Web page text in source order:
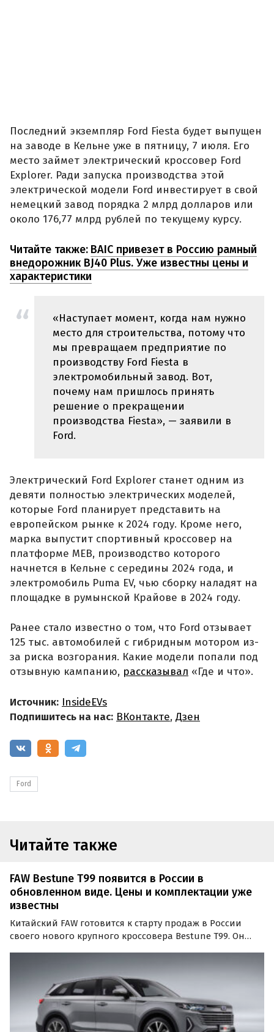
Последний экземпляр Ford Fiesta будет выпущен
на заводе в Кельне уже в пятницу, 7 июля. Его
место займет электрический кроссовер Ford
Explorer. Ради запуска производства этой
электрической модели Ford инвестирует в свой
немецкий завод порядка 2 млрд долларов или
около 176,77 млрд рублей по текущему курсу.
Читайте также: BAIC привезет в Россию рамный
внедорожник BJ40 Plus. Уже известны цены и
характеристики
«Наступает момент, когда нам нужно
место для строительства, потому что
мы превращаем предприятие по
производству Ford Fiesta в
электромобильный завод. Вот,
почему нам пришлось принять
решение о прекращении
производства Fiesta», — заявили в
Ford.
Электрический Ford Explorer станет одним из
девяти полностью электрических моделей,
которые Ford планирует представить на
европейском рынке к 2024 году. Кроме него,
марка выпустит спортивный кроссовер на
платформе MEB, производство которого
начнется в Кельне с середины 2024 года, и
электромобиль Puma EV, чью сборку наладят на
площадке в румынской Крайове в 2024 году.
Ранее стало известно о том, что Ford отзывает
125 тыс. автомобилей с гибридным мотором из-
за риска возгорания. Какие модели попали под
отзывную кампанию, рассказывал «Где и что».
Источник: InsideEVs
Подпишитесь на нас: ВКонтакте, Дзен
Ford
Читайте также
FAW Bestune T99 появится в России в
обновленном виде. Цены и комплектации уже
известны
Китайский FAW готовится к старту продаж в России
своего нового крупного кроссовера Bestune T99. Он
изначально, а в обновленном варианте.